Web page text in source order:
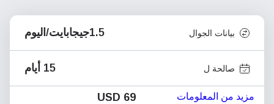
بيانات الجوال 1.5جيجابايت/اليوم
صالحة ل 15 أيام
مزيد من المعلومات USD 69